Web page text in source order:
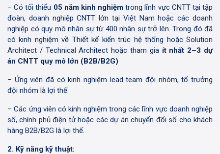
– Có tối thiểu 05 năm kinh nghiệm trong lĩnh vực CNTT tại tập
đoàn, doanh nghiệp CNTT lớn tại Việt Nam hoặc các doanh
nghiệp có quy mô nhân sự từ 400 nhân sự trở lên. Trong đó đã
có kinh nghiệm về Thiết kế kiến trúc hệ thống hoặc Solution
Architect / Technical Architect hoặc tham gia ít nhất 2–3 dự
án CNTT quy mô lớn (B2B/B2G)
– Ứng viên đã có kinh nghiệm lead team đội nhóm, tổ trưởng
đội nhóm là lợi thế.
– Các ứng viên có kinh nghiệm trong các lĩnh vực doanh nghiệp
số, chính phủ điện tử hoặc các dự án chuyển đổi số cho khách
hàng B2B/B2G là lợi thế.
2. Kỹ năng kỹ thuật: